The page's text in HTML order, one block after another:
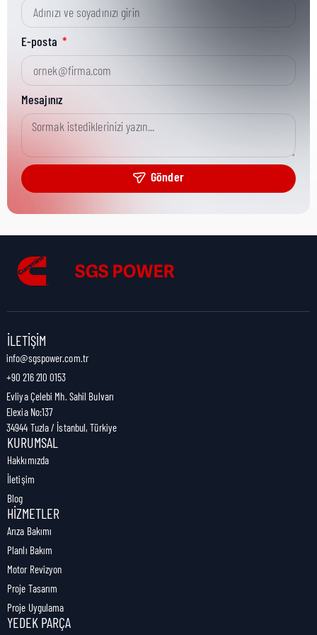
Kısa Parça No:
Ürün Grubu:
Ürün Kategorisi:
Nakliye Yüksekliği:
Nakliye Uzunluğu:
Nakliye Ağırlığı:
E-posta
Mesajınız
Gönder
İLETIŞIM
info@sgspower.com.tr
+90 216 210 0153
Evliya Çelebi Mh. Sahil Bulvarı
Elexia No:137
34944 Tuzla / İstanbul, Türkiye
KURUMSAL
Hakkımızda
İletişim
Blog
HIZMETLER
Arıza Bakımı
Planlı Bakım
Motor Revizyon
Proje Tasarım
Proje Uygulama
YEDEK PARÇA